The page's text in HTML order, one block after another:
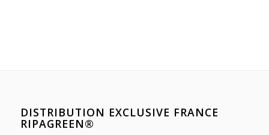
DISTRIBUTION EXCLUSIVE FRANCE
RIPAGREEN®